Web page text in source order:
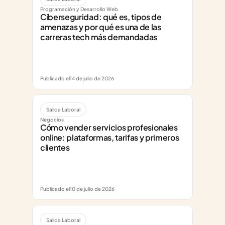
Programación y Desarrollo Web
Ciberseguridad: qué es, tipos de
amenazas y por qué es una de las
carreras tech más demandadas
Publicado el14 de julio de 2026
Salida Laboral
Negocios
Cómo vender servicios profesionales
online: plataformas, tarifas y primeros
clientes
Publicado el10 de julio de 2026
Salida Laboral